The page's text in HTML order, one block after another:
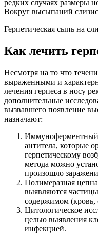
редких случаях размеры
Вокруг высыпаний
Герпетическая сыпь на
Как лечить
Несмотря на то что
выраженными и
лечения герпеса в носу
дополнительные
вызвавшего появление
назначают:
антитела, которые
герпетическому
метода можно
произошло
Полимеразная
выявляются
содержимом (кровь,
Цитологическое
целью выявления
инфекцией.